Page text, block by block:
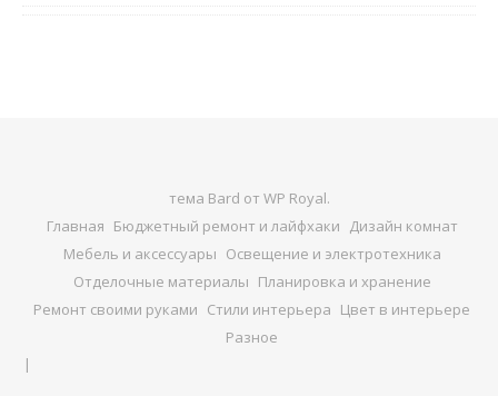
тема Bard от WP Royal.
Главная Бюджетный ремонт и лайфхаки Дизайн комнат
Мебель и аксессуары Освещение и электротехника
Отделочные материалы Планировка и хранение
Ремонт своими руками Стили интерьера Цвет в интерьере
Разное